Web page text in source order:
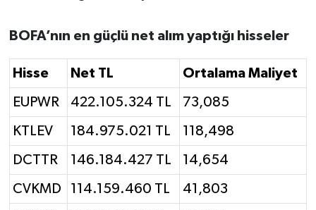
BOFA’nın en güçlü net alım yaptığı hisseler
Hisse Net TL Ortalama Maliyet
EUPWR 422.105.324 TL 73,085
KTLEV 184.975.021 TL 118,498
DCTTR 146.184.427 TL 14,654
CVKMD 114.159.460 TL 41,803